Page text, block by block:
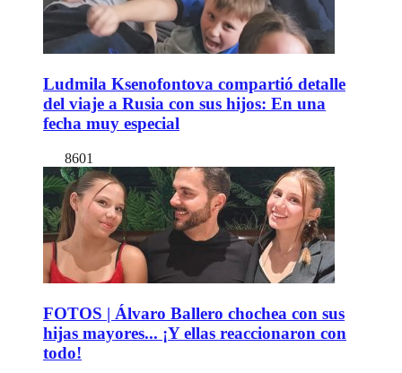
Ludmila Ksenofontova compartió detalle
del viaje a Rusia con sus hijos: En una
fecha muy especial
8601
FOTOS | Álvaro Ballero chochea con sus
hijas mayores... ¡Y ellas reaccionaron con
todo!